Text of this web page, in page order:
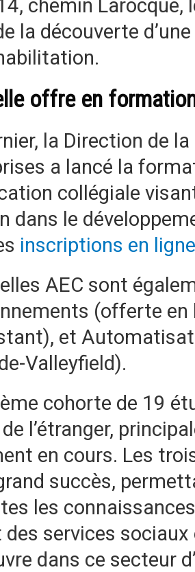
chemin
la découverte
offre en
la Direction de
a lancé la
collégiale
dans le
inscriptions en ligne
AEC sont
(offerte en
et
Valleyfield).
cohorte de 19
l’étranger,
en cours. Les
succès,
les
des services
dans ce secteur